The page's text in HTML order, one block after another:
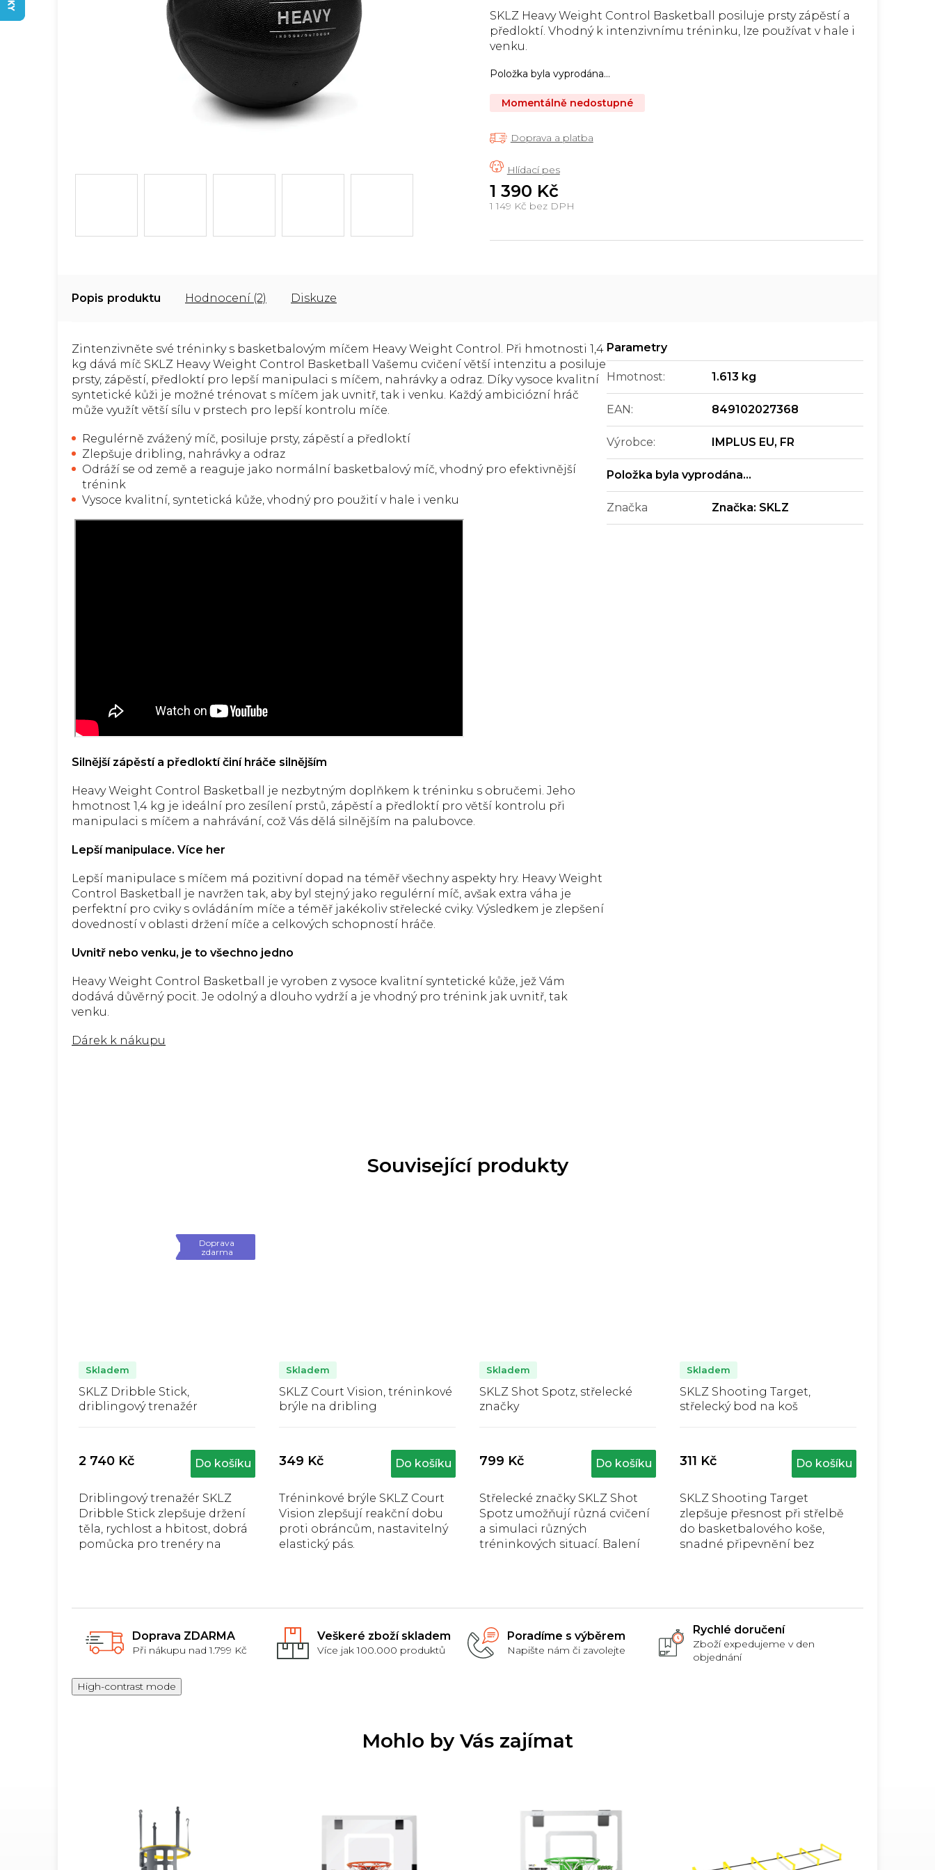
1 390 Kč
1 149 Kč bez DPH
cena:
Momentálně nedostupné
Položka byla vyprodána…
SKLZ Heavy Weight Control Basketball posiluje prsty zápěstí a
předloktí. Vhodný k intenzivnímu tréninku, lze používat v hale i
venku.
je
5,0
z
5
Doprava a platba
Doprava ZDARMA
Při nákupu nad 1.799 Kč
Veškeré zboží skladem
Více jak 100.000 produktů
Poradíme s výběrem
Napište nám či zavolejte
Rychlé doručení
Zboží expedujeme v den
objednání
Související produkty
Doprava
zdarma
SKLZ Dribble Stick,
driblingový trenažér
produktu
je
z
hvězdiček.
Skladem
2 740 Kč Do košíku
Driblingový trenažér SKLZ
Dribble Stick zlepšuje držení
těla, rychlost a hbitost, dobrá
pomůcka pro trenéry na
SKLZ Court Vision, tréninkové
brýle na dribling
produktu
je
z
hvězdiček.
Skladem
349 Kč Do košíku
Tréninkové brýle SKLZ Court
Vision zlepšují reakční dobu
proti obráncům, nastavitelný
elastický pás.
SKLZ Shot Spotz, střelecké
značky
produktu
je
z
hvězdiček.
Skladem
799 Kč Do košíku
Střelecké značky SKLZ Shot
Spotz umožňují různá cvičení
a simulaci různých
tréninkových situací. Balení
SKLZ Shooting Target,
střelecký bod na koš
produktu
je
z
hvězdiček.
Skladem
311 Kč Do košíku
SKLZ Shooting Target
zlepšuje přesnost při střelbě
do basketbalového koše,
snadné připevnění bez
Popis Hodnocení (2) Diskuze
Zintenzivněte své tréninky s basketbalovým míčem Heavy Weight Control. Při hmotnosti 1,4
kg dává míč SKLZ Heavy Weight Control Basketball Vašemu cvičení větší intenzitu a posiluje
prsty, zápěstí, předloktí pro lepší manipulaci s míčem, nahrávky a odraz. Díky vysoce kvalitní
syntetické kůži je možné trénovat s míčem jak uvnitř, tak i venku. Každý ambiciózní hráč
může využít větší sílu v prstech pro lepší kontrolu míče.
Regulérně zvážený míč, posiluje prsty, zápěstí a předloktí
Zlepšuje dribling, nahrávky a odraz
Odráží se od země a reaguje jako normální basketbalový míč, vhodný pro efektivnější
trénink
Vysoce kvalitní, syntetická kůže, vhodný pro použití v hale i venku
Silnější zápěstí a předloktí činí hráče silnějším
Heavy Weight Control Basketball je nezbytným doplňkem k tréninku s obručemi. Jeho
hmotnost 1,4 kg je ideální pro zesílení prstů, zápěstí a předloktí pro větší kontrolu při
manipulaci s míčem a nahrávání, což Vás dělá silnějším na palubovce.
Lepší manipulace. Více her
Lepší manipulace s míčem má pozitivní dopad na téměř všechny aspekty hry. Heavy Weight
Control Basketball je navržen tak, aby byl stejný jako regulérní míč, avšak extra váha je
perfektní pro cviky s ovládáním míče a téměř jakékoliv střelecké cviky. Výsledkem je zlepšení
dovedností v oblasti držení míče a celkových schopností hráče.
Uvnitř nebo venku, je to všechno jedno
Heavy Weight Control Basketball je vyroben z vysoce kvalitní syntetické kůže, jež Vám
dodává důvěrný pocit. Je odolný a dlouho vydrží a je vhodný pro trénink jak uvnitř, tak
venku.
Dárek k nákupu
Hmotnost: 1.613 kg
EAN: 849102027368
Výrobce: IMPLUS EU, FR
Položka byla vyprodána…
Značka Značka: SKLZ
High-contrast mode
Mohlo by Vás zajímat